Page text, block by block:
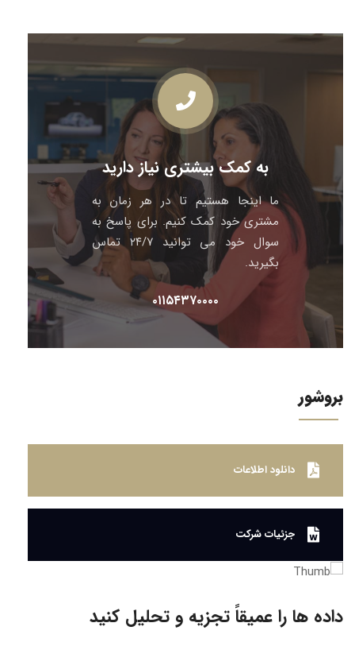
به کمک بیشتری نیاز دارید
ما اینجا هستیم تا در هر زمان به
مشتری خود کمک کنیم. برای پاسخ به
سوال خود می توانید ۲۴/۷ تماس
بگیرید.
۰۱۱۵۴۳۷۰۰۰۰
بروشور
دانلود اطلاعات
جزئیات شرکت
داده ها را عمیقاً تجزیه و تحلیل کنید